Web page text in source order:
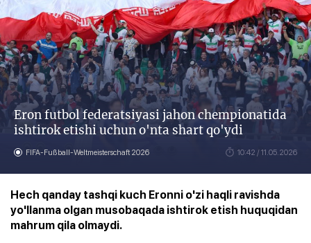
Eron futbol federatsiyasi jahon chempionatida
ishtirok etishi uchun o'nta shart qo'ydi
FIFA-Fußball-Weltmeisterschaft 2026 10:42 / 11.05.2026
Hech qanday tashqi kuch Eronni o'zi haqli ravishda
yo'llanma olgan musobaqada ishtirok etish huquqidan
mahrum qila olmaydi.